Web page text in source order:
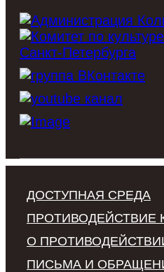
ДОСТУПНАЯ СРЕДА
ПРОТИВОДЕЙСТВИЕ
О
ПИСЬМА И